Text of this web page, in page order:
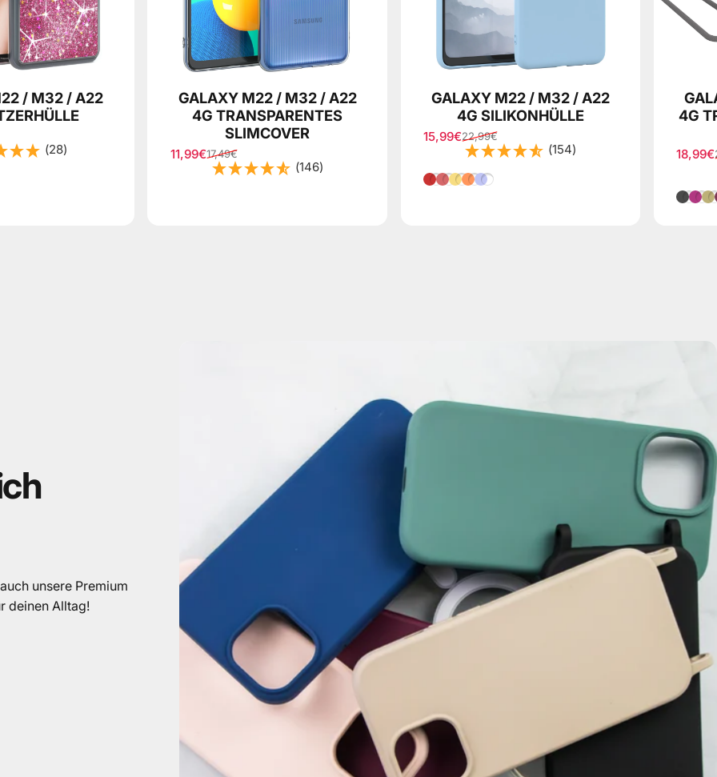
/ M32 / A22
(28)
GALAXY M22 / M32 / A22
4G TRANSPARENTES
SLIMCOVER
Verkaufspreis
11,99€
Normaler Preis
17,49€
(146)
GALAXY M22 / M32 / A22
4G SILIKONHÜLLE
Verkaufspreis
15,99€
Normaler Preis
22,99€
(154)
RotHell Rot
GelbOrange
Lila
4G
18,99€
Grau
unsere Premium
deinen Alltag!